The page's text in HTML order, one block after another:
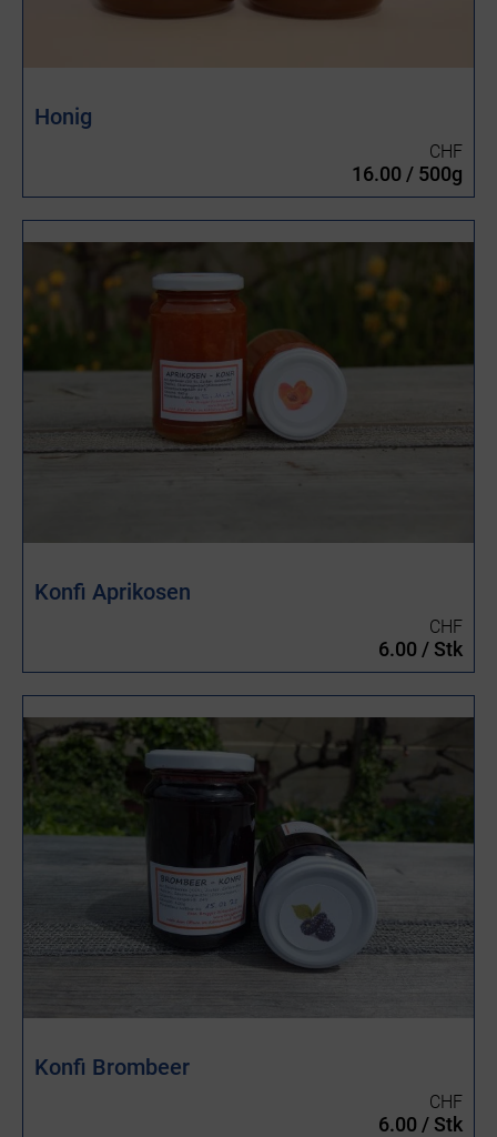
Honig
CHF
16.00 / 500g
Konfi Aprikosen
CHF
6.00 / Stk
Konfi Brombeer
CHF
6.00 / Stk